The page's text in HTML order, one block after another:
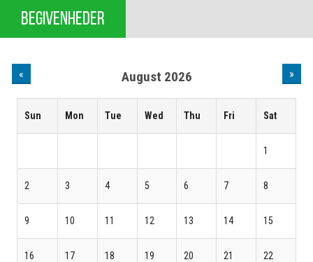
BEGIVENHEDER
« August 2026 »
Sun Mon Tue Wed Thu Fri Sat
1
2 3 4 5 6 7 8
9 10 11 12 13 14 15
16 17 18 19 20 21 22